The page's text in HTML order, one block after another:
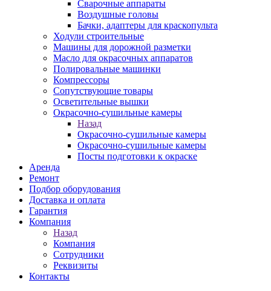
Сварочные аппараты
Воздушные головы
Бачки, адаптеры для краскопульта
Ходули строительные
Машины для дорожной разметки
Масло для окрасочных аппаратов
Полировальные машинки
Компрессоры
Сопутствующие товары
Осветительные вышки
Окрасочно-сушильные камеры
Назад
Окрасочно-сушильные камеры
Окрасочно-сушильные камеры
Посты подготовки к окраске
Аренда
Ремонт
Подбор оборудования
Доставка и оплата
Гарантия
Компания
Назад
Компания
Сотрудники
Реквизиты
Контакты